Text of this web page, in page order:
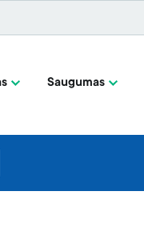
Saugumas